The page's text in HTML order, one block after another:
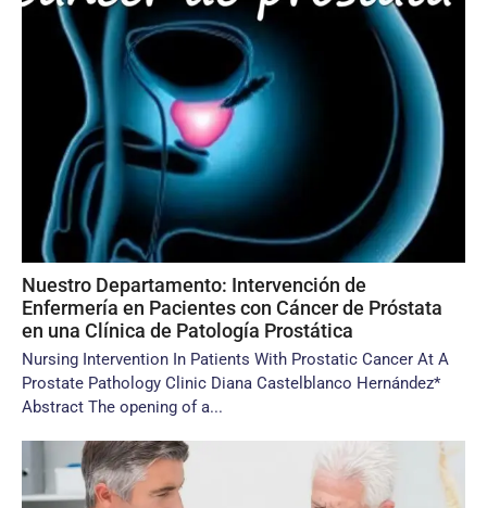
Nuestro Departamento: Intervención de
Enfermería en Pacientes con Cáncer de Próstata
en una Clínica de Patología Prostática
Nursing Intervention In Patients With Prostatic Cancer At A
Prostate Pathology Clinic Diana Castelblanco Hernández*
Abstract The opening of a...